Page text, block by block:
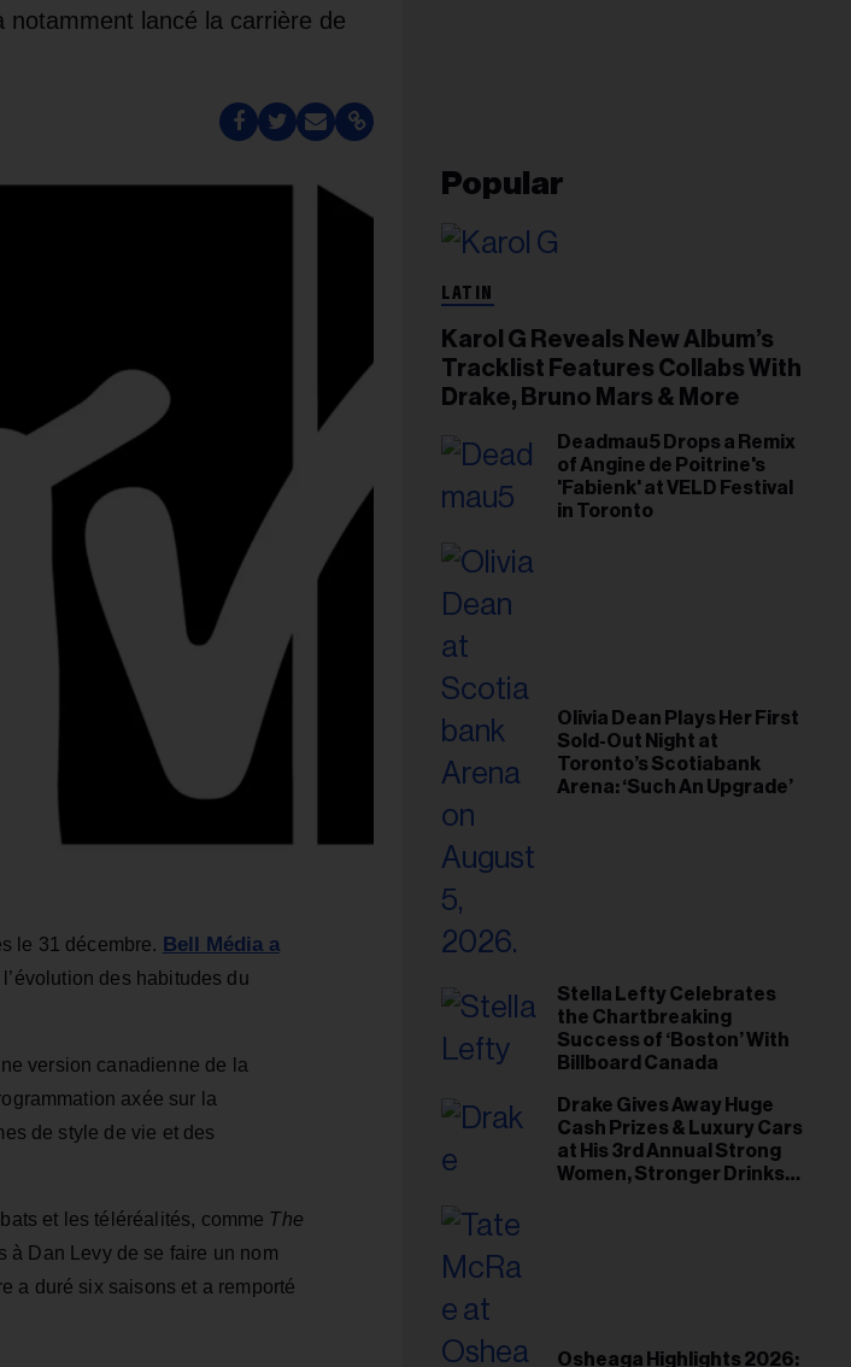
notamment lancé la carrière de
le 31 décembre. Bell Média a
des habitudes du
version canadienne de la
axée sur la
de style de vie et des
et les téléréalités, comme The
à Dan Levy de se faire un nom
a duré six saisons et a remporté
Popular
LATIN
Karol G Reveals New Album’s
Tracklist Features Collabs With
Drake, Bruno Mars & More
Deadmau5 Drops a Remix
of Angine de Poitrine's
'Fabienk' at VELD Festival
in Toronto
Olivia Dean Plays Her First
Sold-Out Night at
Toronto’s Scotiabank
Arena: ‘Such An Upgrade’
Stella Lefty Celebrates
the Chartbreaking
Success of ‘Boston’ With
Billboard Canada
Drake Gives Away Huge
Cash Prizes & Luxury Cars
at His 3rd Annual Strong
Women, Stronger Drinks
Osheaga Highlights 2026: